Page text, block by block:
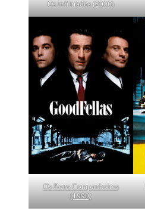
Os Infiltrados (2006)
Os Bons Companheiros
(1990)